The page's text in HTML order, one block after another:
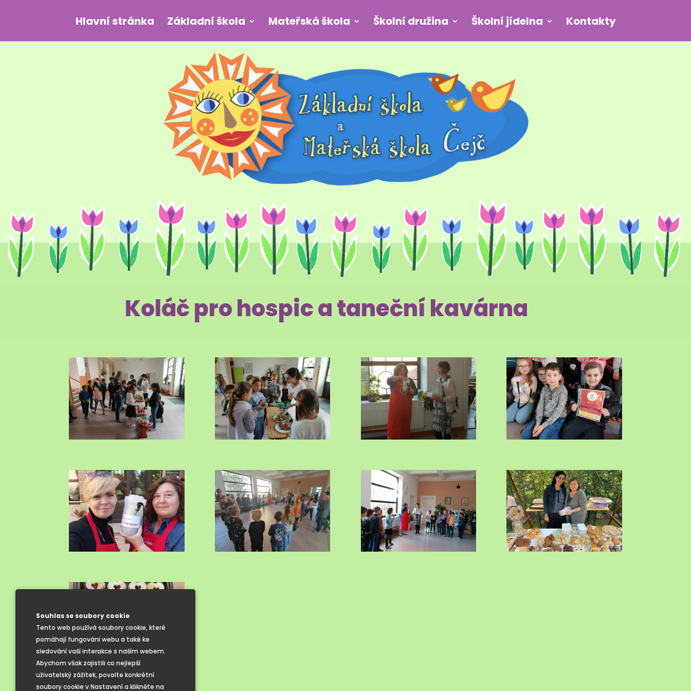
Souhlas se soubory cookie
Tento web používá soubory cookie, které
pomáhají fungování webu a také ke
sledování vaší interakce s naším webem.
Abychom však zajistili co nejlepší
uživatelský zážitek, povolte konkrétní
soubory cookie v Nastavení a klikněte na
Hlavní stránka Základní škola Mateřská škola Školní družina Školní jídelna Kontakty
Koláč pro hospic a taneční kavárna